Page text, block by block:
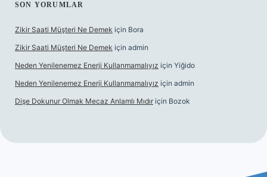
SON YORUMLAR
Zikir Saati Müşteri Ne Demek için Bora
Zikir Saati Müşteri Ne Demek için admin
Neden Yenilenemez Enerji Kullanmamalıyız için Yiğido
Neden Yenilenemez Enerji Kullanmamalıyız için admin
Dişe Dokunur Olmak Mecaz Anlamlı Mıdır için Bozok